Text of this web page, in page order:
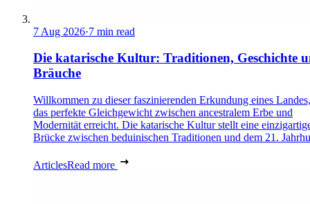
7 Aug 2026·7 min read
Die katarische Kultur: Traditionen, Geschichte
Bräuche
Willkommen zu dieser faszinierenden Erkundung eines
das perfekte Gleichgewicht zwischen ancestralem Erbe und
Modernität erreicht. Die katarische Kultur stellt eine
Brücke zwischen beduinischen Traditionen und dem 21.
ArticlesRead more